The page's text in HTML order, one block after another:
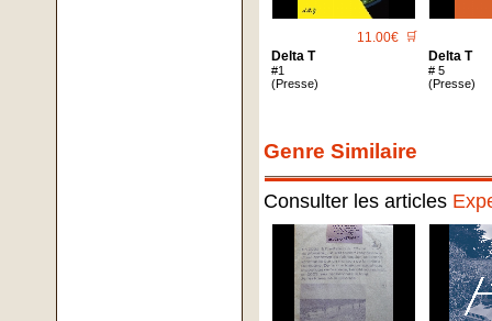
11.00€ 🛒
Delta T
#1
(Presse)
Delta T
# 5
(Presse)
Genre Similaire
Consulter les articles